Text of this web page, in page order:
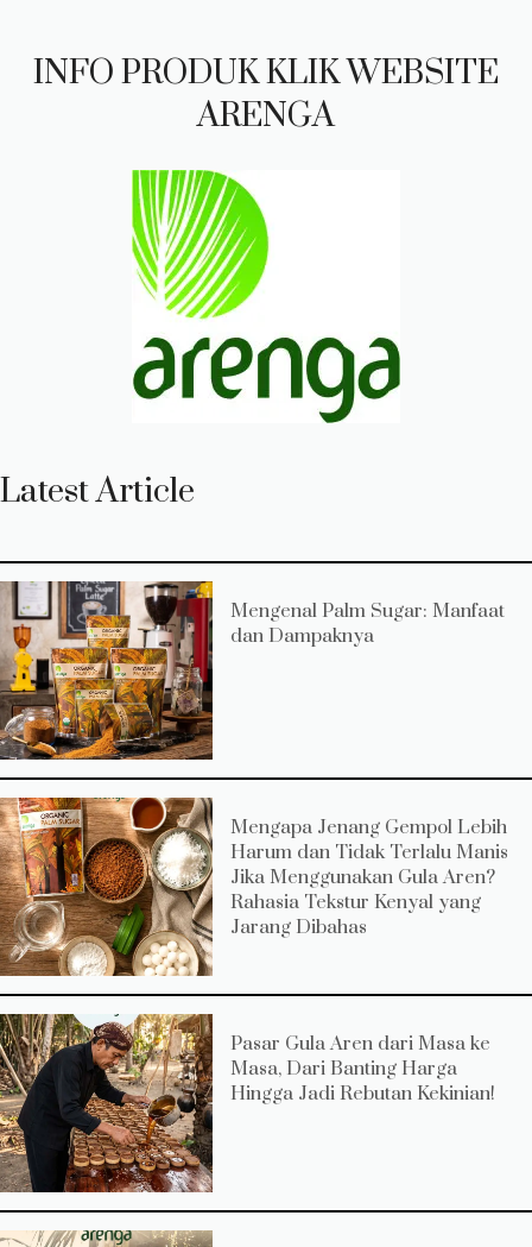
INFO PRODUK KLIK WEBSITE
ARENGA
Latest Article
Mengenal Palm Sugar: Manfaat
dan Dampaknya
Mengapa Jenang Gempol Lebih
Harum dan Tidak Terlalu Manis
Jika Menggunakan Gula Aren?
Rahasia Tekstur Kenyal yang
Jarang Dibahas
Pasar Gula Aren dari Masa ke
Masa, Dari Banting Harga
Hingga Jadi Rebutan Kekinian!